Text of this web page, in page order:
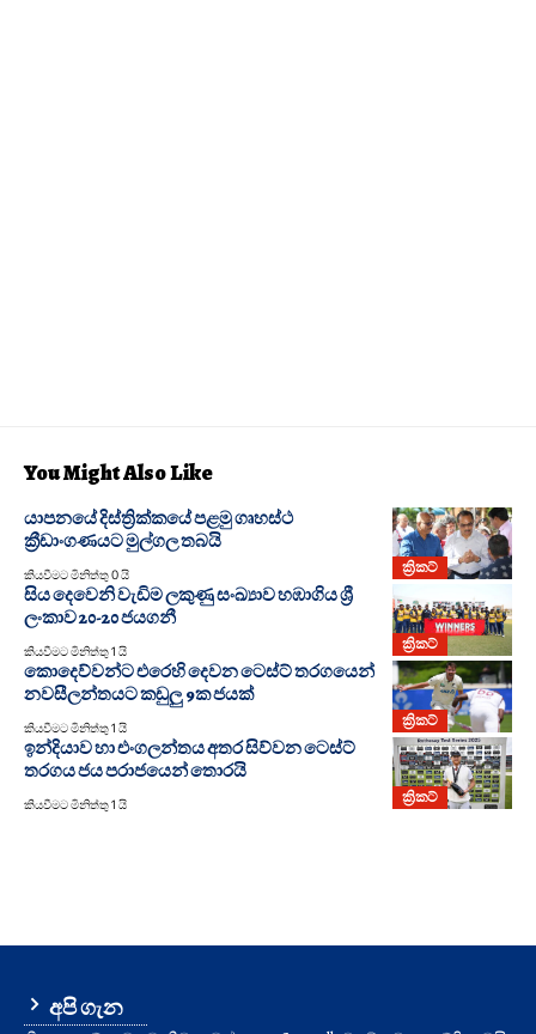
You Might Also Like
ක්‍රිකට්
යාපනයේ දිස්ත්‍රික්කයේ පළමු ගෘහස්ථ
ක්‍රීඩාංගණයට මුල්ගල තබයි
කියවීමට මිනිත්තු 0 යි
ක්‍රිකට්
සිය දෙවෙනි වැඩිම ලකුණු සංඛ්‍යාව හඹාගිය ශ්‍රී
ලංකාව 20-20 ජයගනී
කියවීමට මිනිත්තු 1 යි
ක්‍රිකට්
කොදෙව්වන්ට එරෙහි දෙවන ටෙස්ට් තරග‍යෙන්
නවසීලන්තයට කඩුලු 9ක ජයක්
කියවීමට මිනිත්තු 1 යි
ක්‍රිකට්
ඉන්දියාව හා එංගලන්තය අතර සිව්වන ටෙස්ට්
තරගය ජය පරාජයෙන් තොරයි
කියවීමට මිනිත්තු 1 යි
අපි ගැන